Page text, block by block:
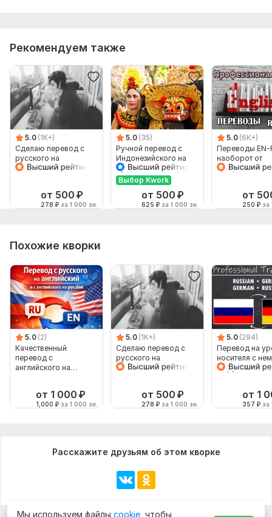
Рекомендуем также
5.0 (1K+)
Сделаю перевод с
русского на
английский и
от 500 ₽
278 ₽ за 1 000 зн.
5.0 (35)
Ручной перевод с
Индонезийского на
Русский и наоборот
Выбор Kwork
от 500 ₽
625 ₽ за 1 000 зн.
5.0 (6K+)
Переводы EN-
наоборот от
от
250 ₽ за
Похожие кворки
5.0 (2)
Качественный
перевод с
английского на
от 1 000 ₽
1,000 ₽ за 1 000 зн.
5.0 (1K+)
Сделаю перевод с
русского на
английский и
от 500 ₽
278 ₽ за 1 000 зн.
5.0 (294)
Перевод на
носителя с
на русский
от 1
357 ₽ за
Расскажите друзьям об этом кворке
Мы используем файлы cookie , чтобы